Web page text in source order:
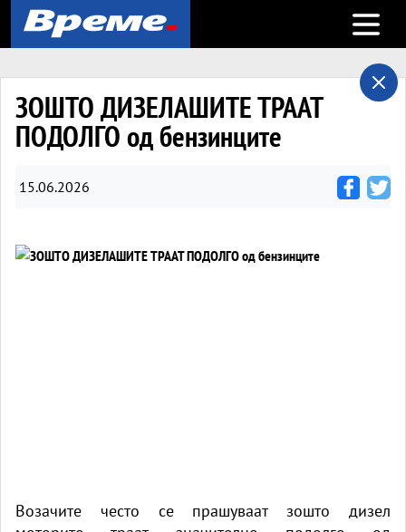
Open
ЗОШТО ДИЗЕЛАШИТЕ ТРААТ
ПОДОЛГО од бензинците
15.06.2026
Возачите често се прашуваат зошто дизел